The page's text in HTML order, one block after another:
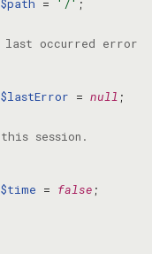
$path = '/'
$lastError = null
$time = false